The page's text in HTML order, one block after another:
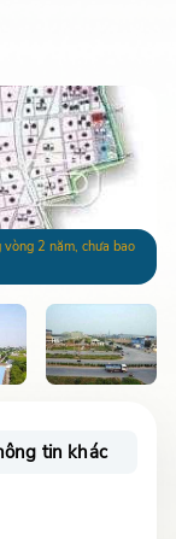
2 năm, chưa bao
tin khác